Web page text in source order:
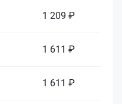
1 209 ₽
1 611 ₽
1 611 ₽